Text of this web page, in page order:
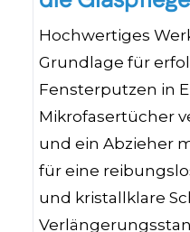
Hochwertiges
Grundlage für
Fensterputzen in
Mikrofasertücher
und ein Abzieher
für eine
und kristallklare